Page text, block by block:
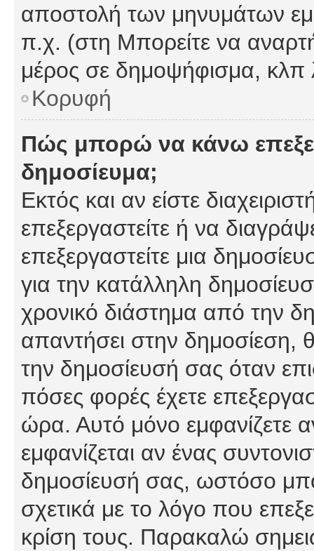
αποστολή των μηνυμάτων
π.χ. (στη Μπορείτε να
μέρος σε δημοψήφισμα, κλπ
Κορυφή
Πώς μπορώ να κάνω
δημοσίευμα;
Εκτός και αν είστε
επεξεργαστείτε ή να
επεξεργαστείτε μια
για την κατάλληλη
χρονικό διάστημα από την
απαντήσει στην δημοσίεση,
την δημοσίευσή σας όταν
πόσες φορές έχετε
ώρα. Αυτό μόνο εμφανίζετε
εμφανίζεται αν ένας
δημοσίευσή σας, ωστόσο
σχετικά με το λόγο που
κρίση τους. Παρακαλώ